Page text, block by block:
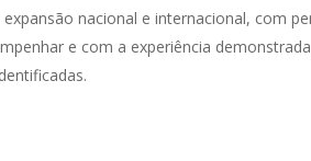
nacional e internacional, com
e com a experiência